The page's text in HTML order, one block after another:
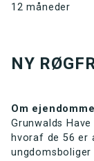
12 måneder
NY
Om
Grunwalds
hvoraf de 56 er